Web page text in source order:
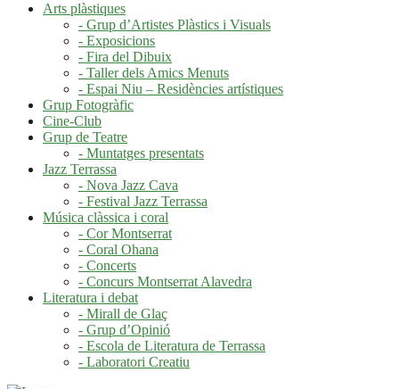
Arts plàstiques
- Grup d’Artistes Plàstics i Visuals
- Exposicions
- Fira del Dibuix
- Taller dels Amics Menuts
- Espai Niu – Residències artístiques
Grup Fotogràfic
Cine-Club
Grup de Teatre
- Muntatges presentats
Jazz Terrassa
- Nova Jazz Cava
- Festival Jazz Terrassa
Música clàssica i coral
- Cor Montserrat
- Coral Ohana
- Concerts
- Concurs Montserrat Alavedra
Literatura i debat
- Mirall de Glaç
- Grup d’Opinió
- Escola de Literatura de Terrassa
- Laboratori Creatiu